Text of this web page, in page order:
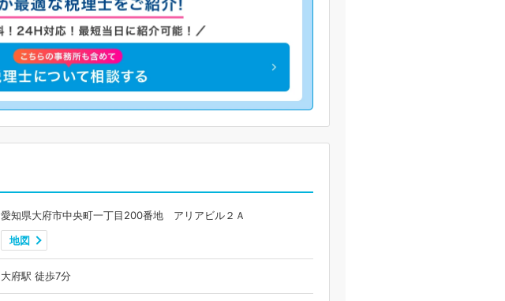
愛知県大府市中央町一丁目200番地 アリアビル２Ａ
地図
大府駅 徒歩7分